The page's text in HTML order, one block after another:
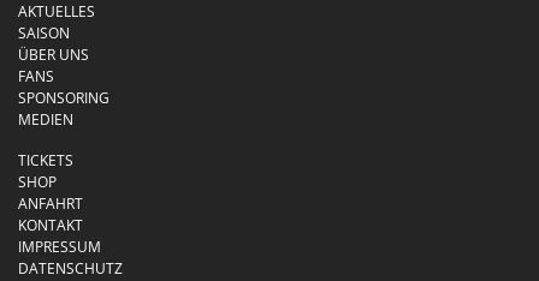
AKTUELLES
SAISON
ÜBER UNS
FANS
SPONSORING
MEDIEN
TICKETS
SHOP
ANFAHRT
KONTAKT
IMPRESSUM
DATENSCHUTZ